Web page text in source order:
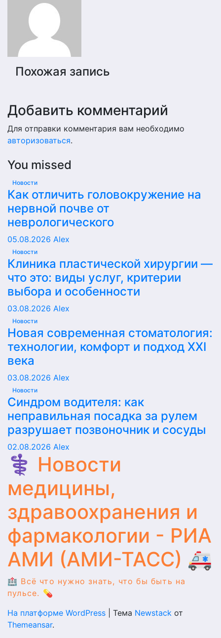
записям
Похожая запись
Добавить комментарий
Для отправки комментария вам необходимо
авторизоваться.
You missed
Новости
Как отличить головокружение на
нервной почве от
неврологического
05.08.2026 Alex
Новости
Клиника пластической хирургии —
что это: виды услуг, критерии
выбора и особенности
03.08.2026 Alex
Новости
Новая современная стоматология:
технологии, комфорт и подход XXI
века
03.08.2026 Alex
Новости
Синдром водителя: как
неправильная посадка за рулем
разрушает позвоночник и сосуды
02.08.2026 Alex
⚕️ Новости
медицины,
здравоохранения и
фармакологии - РИА
АМИ (АМИ-ТАСС) 🚑
🏥 Всё что нужно знать, что бы быть на
пульсе. 💊
На платформе WordPress
Тема Newstack от
Themeansar.